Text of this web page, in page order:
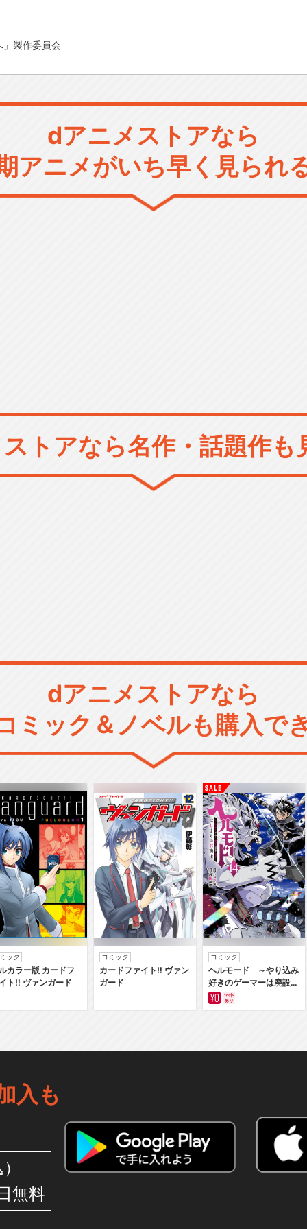
製作委員会
dアニメストアなら
アニメがいち早く見られ
トアなら名作・話題作も
dアニメストアなら
ミック＆ノベルも購入で
ック
カラー版 カードフ
ト‼ ヴァンガード
コミック
カードファイト‼ ヴァン
ガード
コミック
ヘルモード ～やり込み
好きのゲーマーは廃設定
の異世界で無双する～は
じまりの召喚士
入も
無料